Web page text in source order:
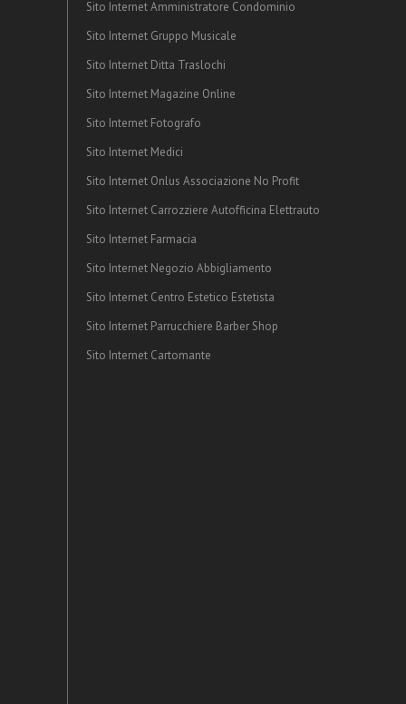
Sito Internet Amministratore Condominio
Sito Internet Gruppo Musicale
Sito Internet Ditta Traslochi
Sito Internet Magazine Online
Sito Internet Fotografo
Sito Internet Medici
Sito Internet Onlus Associazione No Profit
Sito Internet Carrozziere Autofficina Elettrauto
Sito Internet Farmacia
Sito Internet Negozio Abbigliamento
Sito Internet Centro Estetico Estetista
Sito Internet Parrucchiere Barber Shop
Sito Internet Cartomante